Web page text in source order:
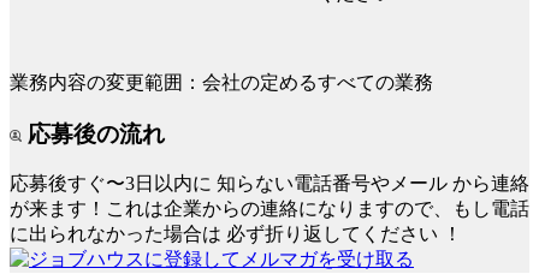
業務内容の変更範囲：会社の定めるすべての業務
応募後の流れ
応募後すぐ〜3日以内に 知らない電話番号やメール から連絡
が来ます！これは企業からの連絡になりますので、もし電話
に出られなかった場合は 必ず折り返してください ！